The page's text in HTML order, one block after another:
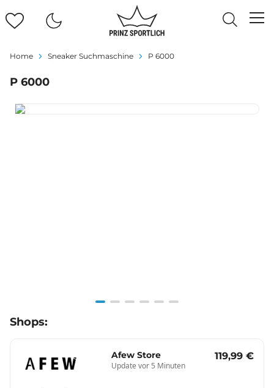
Home Sneaker Suchmaschine P 6000
P 6000
1
Shops:
Afew Store
Update vor 5 Minuten
119,99 €